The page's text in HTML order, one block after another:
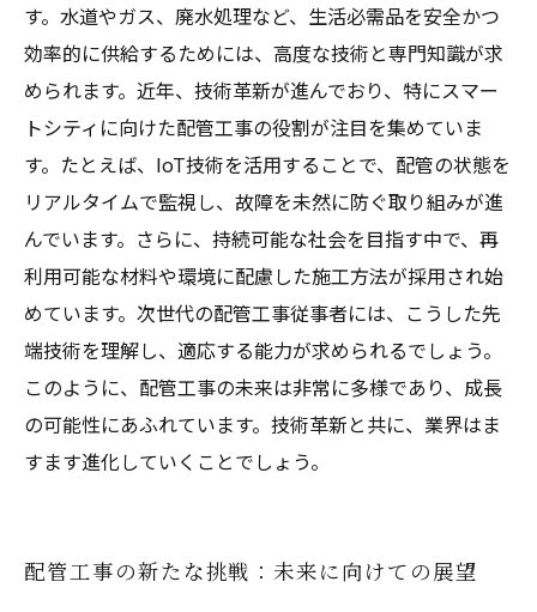
す。水道やガス、廃水処理など、生活必需品を安全かつ
効率的に供給するためには、高度な技術と専門知識が求
められます。近年、技術革新が進んでおり、特にスマー
トシティに向けた配管工事の役割が注目を集めていま
す。たとえば、IoT技術を活用することで、配管の状態を
リアルタイムで監視し、故障を未然に防ぐ取り組みが進
んでいます。さらに、持続可能な社会を目指す中で、再
利用可能な材料や環境に配慮した施工方法が採用され始
めています。次世代の配管工事従事者には、こうした先
端技術を理解し、適応する能力が求められるでしょう。
このように、配管工事の未来は非常に多様であり、成長
の可能性にあふれています。技術革新と共に、業界はま
すます進化していくことでしょう。
配管工事の新たな挑戦：未来に向けての展望